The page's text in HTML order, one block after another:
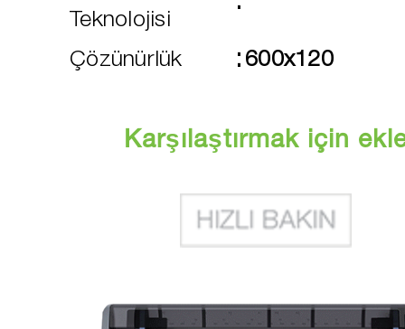
Teknolojisi
Çözünürlük : 600x120
Karşılaştırmak için